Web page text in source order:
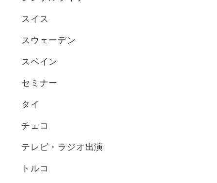
スイス
スウェーデン
スペイン
セミナー
タイ
チェコ
テレビ・ラジオ出演
トルコ